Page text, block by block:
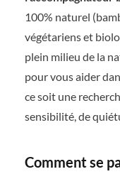
100% naturel
végétariens et
plein milieu de la
pour vous aider
ce soit une
sensibilité, de
Comment se